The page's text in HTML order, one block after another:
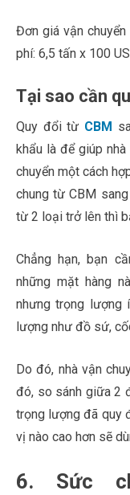
Đơn giá vận
phí: 6,5 tấn x 100
Tại sao cần
Quy đổi từ CBM
khẩu là để giúp
chuyển một cách
chung từ CBM
từ 2 loại trở lên thì
Chẳng hạn, bạn
những mặt hàng
nhưng trọng lượng
lượng như đồ sứ,
Do đó, nhà vận
đó, so sánh giữa 2
trọng lượng đã quy
vị nào cao hơn sẽ
6. Sức